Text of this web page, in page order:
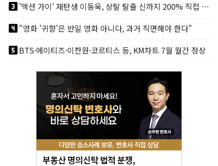
looks_3
'액션 가이' 재탄생 이동욱, 상탈 탈출 신까지 200% 직접 소화
looks_4"영화 '귀향'은 반일 영화 아니다, 과거 직면해야 한다"
looks_5BTS·에이티즈·이찬원·코르티스 등, KM차트 7월 월간 정상